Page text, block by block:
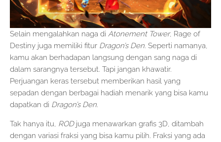
Selain mengalahkan naga di Atonement Tower, Rage of
Destiny juga memiliki fitur Dragon’s Den. Seperti namanya,
kamu akan berhadapan langsung dengan sang naga di
dalam sarangnya tersebut. Tapi jangan khawatir.
Perjuangan keras tersebut memberikan hasil yang
sepadan dengan berbagai hadiah menarik yang bisa kamu
dapatkan di Dragon’s Den.
Tak hanya itu, RODjuga menawarkan grafis 3D, ditambah
dengan variasi fraksi yang bisa kamu pilih. Fraksi yang ada